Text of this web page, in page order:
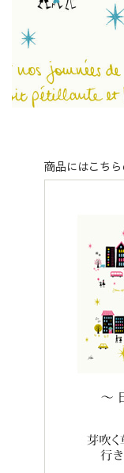
商品にはこちら